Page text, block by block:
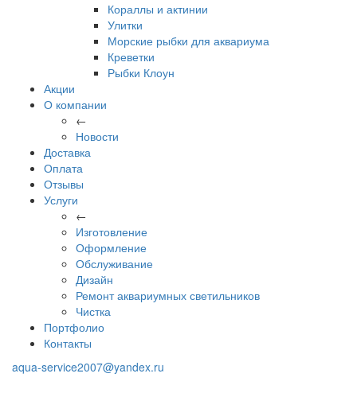
Кораллы и актинии
Улитки
Морские рыбки для аквариума
Креветки
Рыбки Клоун
Акции
О компании
←
Новости
Доставка
Оплата
Отзывы
Услуги
←
Изготовление
Оформление
Обслуживание
Дизайн
Ремонт аквариумных светильников
Чистка
Портфолио
Контакты
aqua-service2007@yandex.ru